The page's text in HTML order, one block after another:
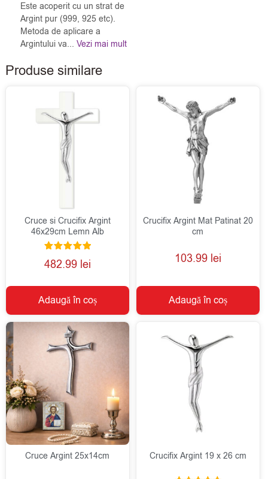
Este acoperit cu un strat de
Argint pur (999, 925 etc).
Metoda de aplicare a
Argintului va... Vezi mai mult
Produse similare
Cruce si Crucifix Argint
46x29cm Lemn Alb
Evaluat la
5.00
482.99 lei
Adaugă în coș
Crucifix Argint Mat Patinat 20
cm
103.99 lei
Adaugă în coș
Cruce Argint 25x14cm Crucifix Argint 19 x 26 cm